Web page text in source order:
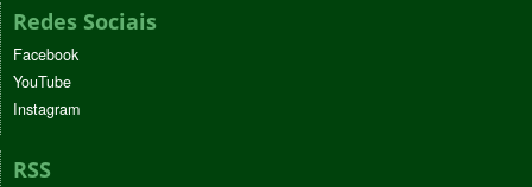
Redes Sociais
Facebook
YouTube
Instagram
RSS